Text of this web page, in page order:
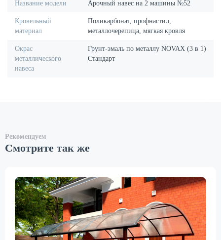
Название модели Арочный навес на 2 машины №52
Кровельный
материал
Поликарбонат, профнастил,
металлочерепица, мягкая кровля
Окрас
металлического
навеса
Грунт-эмаль по металлу NOVAX (3 в 1)
Стандарт
Рекомендуем
Смотрите так же